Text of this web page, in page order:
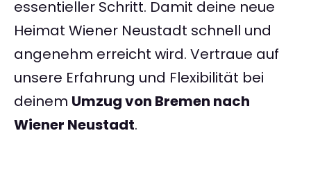
essentieller Schritt. Damit deine neue
Heimat Wiener Neustadt schnell und
angenehm erreicht wird. Vertraue auf
unsere Erfahrung und Flexibilität bei
deinem Umzug von Bremen nach
Wiener Neustadt.